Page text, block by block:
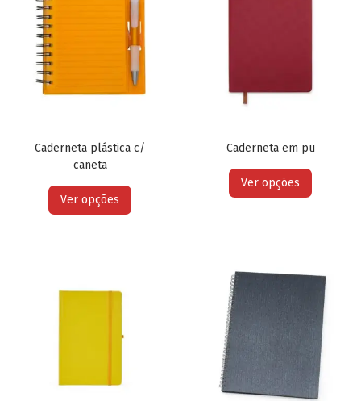
Caderneta plástica c/
caneta
Ver opções
Caderneta em pu
Ver opções